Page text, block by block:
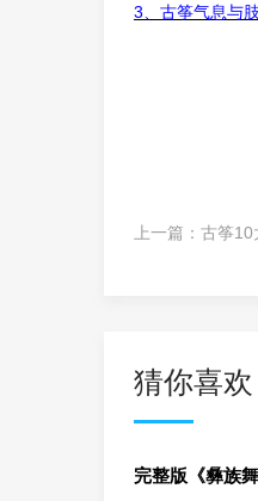
3、古筝气息与
上一篇： 古筝10
猜你喜欢
完整版《彝族